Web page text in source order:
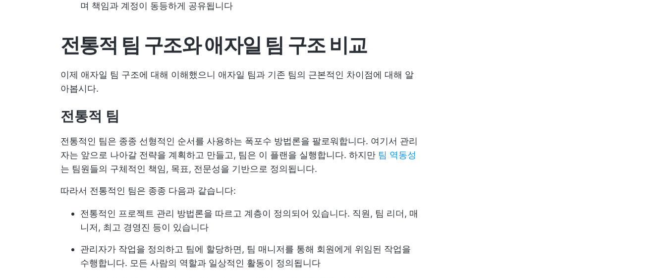
며 책임과 계정이 동등하게 공유됩니다
전통적 팀 구조와 애자일 팀 구조 비교
이제 애자일 팀 구조에 대해 이해했으니 애자일 팀과 기존 팀의 근본적인 차이점에 대해 알
아봅시다.
전통적 팀
전통적인 팀은 종종 선형적인 순서를 사용하는 폭포수 방법론을 팔로워합니다. 여기서 관리
자는 앞으로 나아갈 전략을 계획하고 만들고, 팀은 이 플랜을 실행합니다. 하지만 팀 역동성
는 팀원들의 구체적인 책임, 목표, 전문성을 기반으로 정의됩니다.
따라서 전통적인 팀은 종종 다음과 같습니다:
전통적인 프로젝트 관리 방법론을 따르고 계층이 정의되어 있습니다. 직원, 팀 리더, 매
니저, 최고 경영진 등이 있습니다
관리자가 작업을 정의하고 팀에 할당하면, 팀 매니저를 통해 회원에게 위임된 작업을
수행합니다. 모든 사람의 역할과 일상적인 활동이 정의됩니다